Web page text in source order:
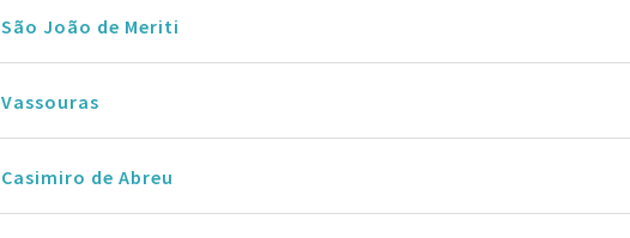
São João de Meriti
Vassouras
Casimiro de Abreu